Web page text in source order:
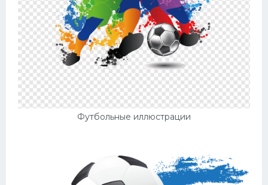
Футбольные иллюстрации